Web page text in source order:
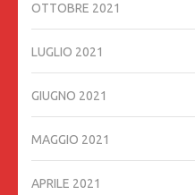
OTTOBRE 2021
LUGLIO 2021
GIUGNO 2021
MAGGIO 2021
APRILE 2021